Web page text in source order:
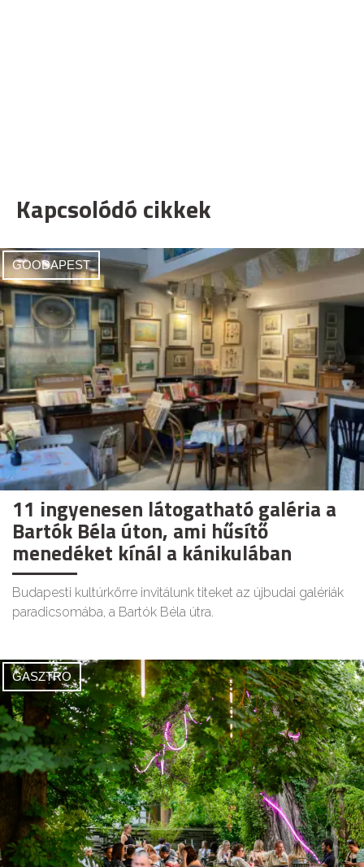
Kapcsolódó cikkek
GOODAPEST
11 ingyenesen látogatható galéria a
Bartók Béla úton, ami hűsítő
menedéket kínál a kánikulában
Budapesti kultúrkörre invitálunk titeket az újbudai galériák
paradicsomába, a Bartók Béla útra.
GASZTRO